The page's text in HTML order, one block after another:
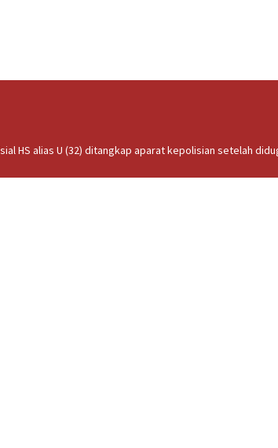
HS alias U (32) ditangkap aparat kepolisian setelah